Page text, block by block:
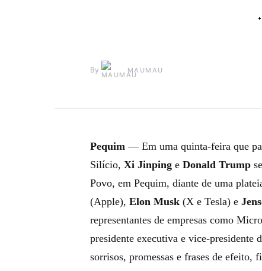
By MAUMAU
Pequim — Em uma quinta-feira que
Silício, Xi Jinping e Donald Trump
Povo, em Pequim, diante de uma
(Apple), Elon Musk (X e Tesla) e
representantes de empresas como
presidente executiva e vice-presidente
sorrisos, promessas e frases de efeito,